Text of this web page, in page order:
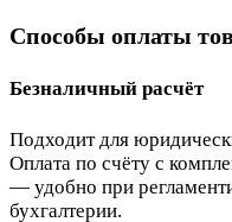
Способы оплаты
Безналичный расчёт
Подходит для
Оплата по счёту с
— удобно при
бухгалтерии.